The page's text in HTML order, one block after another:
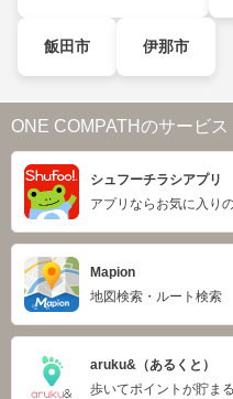
飯田市 伊那市
ONE COMPATHのサービス
シュフーチラシアプリ
アプリならお気に入り
Mapion
地図検索・ルート検索
aruku&（あるくと）
歩いてポイントが貯まる